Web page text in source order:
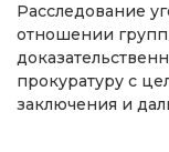
Расследование
отношении
прокуратуру с
заключения и